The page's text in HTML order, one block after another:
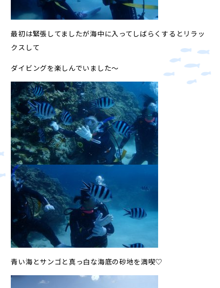
最初は緊張してましたが海中に入ってしばらくするとリラッ
クスして
ダイビングを楽しんでいました～
青い海とサンゴと真っ白な海底の砂地を満喫♡